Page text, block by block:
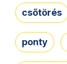
csőtörés
ponty